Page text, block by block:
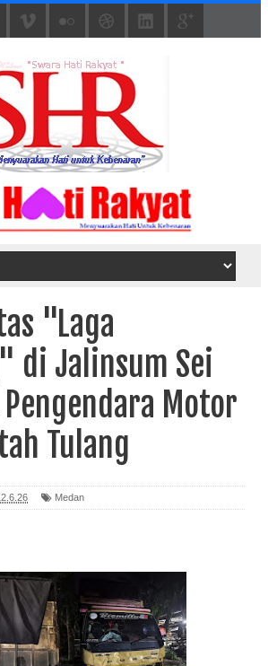
"Laga
di Jalinsum Sei
Pengendara Motor
Tulang
Medan